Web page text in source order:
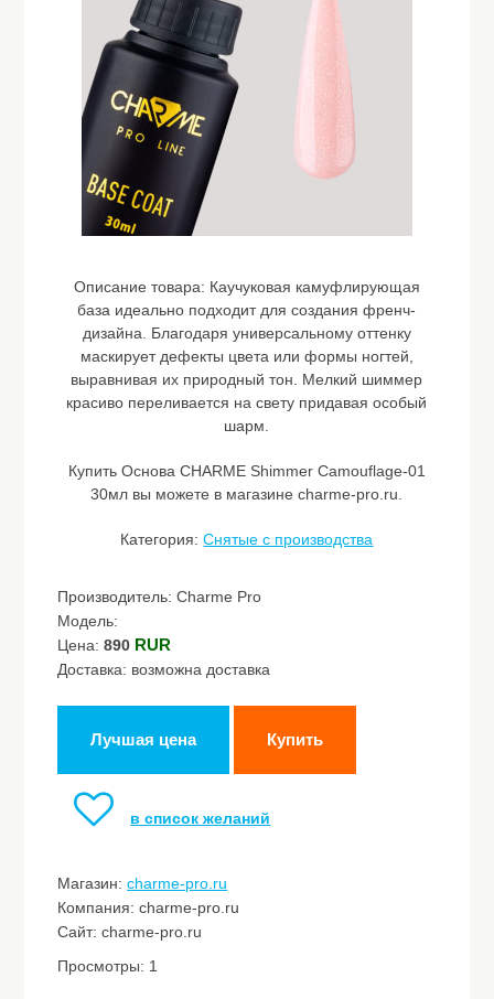
Описание товара: Каучуковая камуфлирующая
база идеально подходит для создания френч-
дизайна. Благодаря универсальному оттенку
маскирует дефекты цвета или формы ногтей,
выравнивая их природный тон. Мелкий шиммер
красиво переливается на свету придавая особый
шарм.
Купить Основа CHARME Shimmer Camouflage-01
30мл вы можете в магазине charme-pro.ru.
Категория:Снятые с производства
Производитель: Charme Pro
Модель:
Цена:890 RUR
Доставка: возможна доставка
Лучшая цена Купить
в список желаний
Магазин:charme-pro.ru
Компания: charme-pro.ru
Сайт: charme-pro.ru
Просмотры: 1